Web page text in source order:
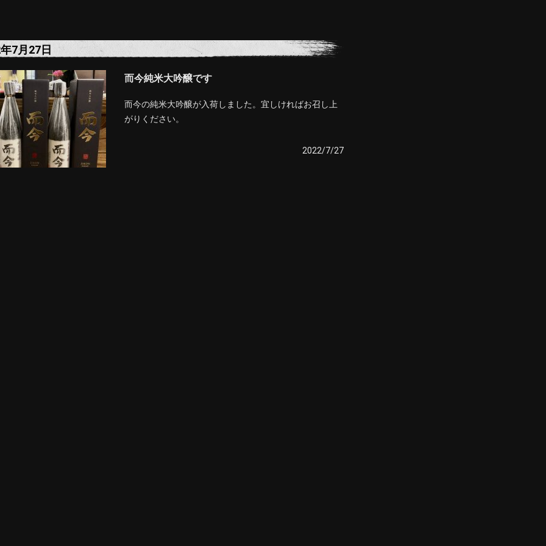
7月27日
而今純米大吟醸です
而今の純米大吟醸が入荷しました。宜しければお召し上
がりください。
2022/7/27